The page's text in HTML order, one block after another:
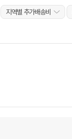
지역별 추가배송비